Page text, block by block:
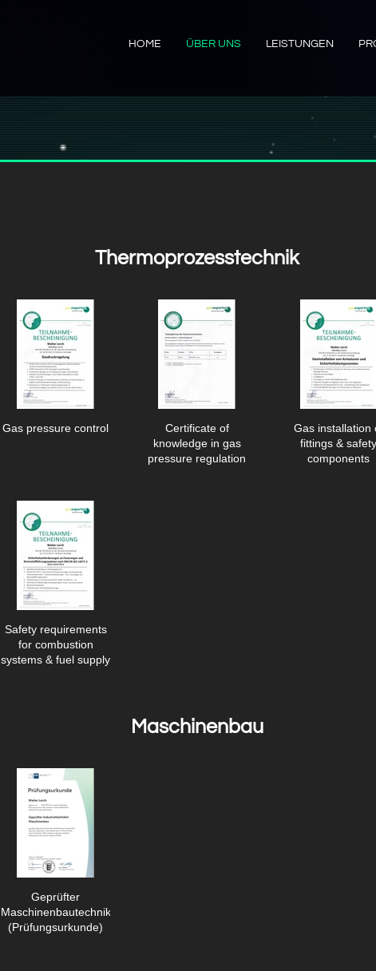
HOME ÜBER UNS LEISTUNGEN
Thermoprozesstechnik
Gas pressure control
Certificate of
knowledge in gas
pressure regulation
Gas installation
fittings & safety
components
Safety requirements
for combustion
systems & fuel supply
Maschinenbau
Geprüfter
Maschinenbautechniker
(Prüfungsurkunde)